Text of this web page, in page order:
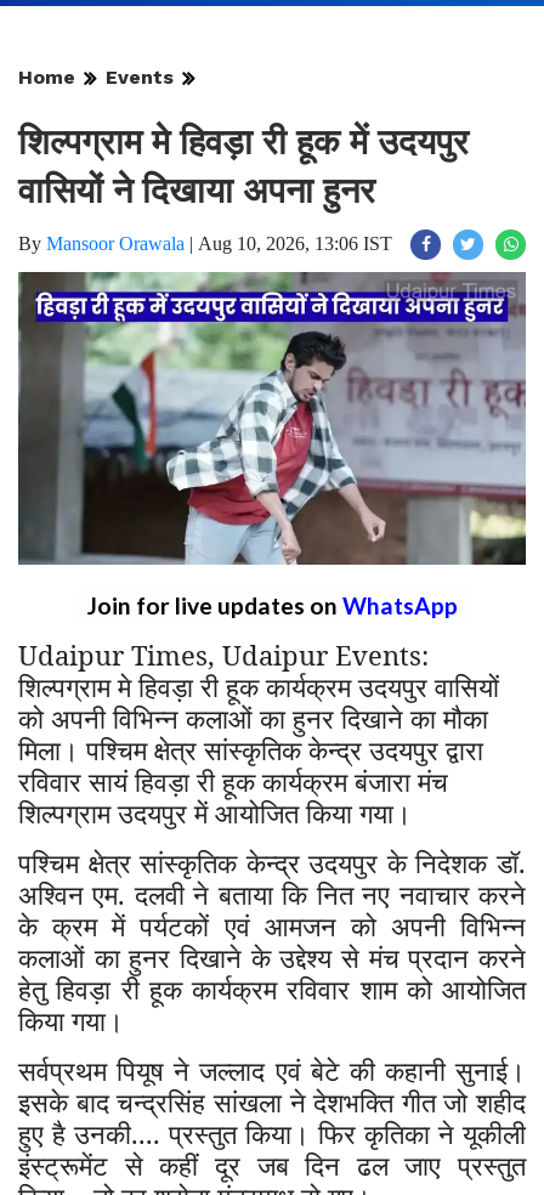
Home Events
शिल्पग्राम मे हिवड़ा री हूक में उदयपुर
वासियों ने दिखाया अपना हुनर
By Mansoor Orawala | Aug 10, 2026, 13:06 IST
Join for live updates on WhatsApp
Udaipur Times, Udaipur Events:
शिल्पग्राम मे हिवड़ा री हूक कार्यक्रम उदयपुर वासियों
को अपनी विभिन्न कलाओं का हुनर दिखाने का मौका
मिला। पश्चिम क्षेत्र सांस्कृतिक केन्द्र उदयपुर द्वारा
रविवार सायं हिवड़ा री हूक कार्यक्रम बंजारा मंच
शिल्पग्राम उदयपुर में आयोजित किया गया।
पश्चिम क्षेत्र सांस्कृतिक केन्द्र उदयपुर के निदेशक डॉ.
अश्विन एम. दलवी ने बताया कि नित नए नवाचार करने
के क्रम में पर्यटकों एवं आमजन को अपनी विभिन्न
कलाओं का हुनर दिखाने के उद्देश्य से मंच प्रदान करने
हेतु हिवड़ा री हूक कार्यक्रम रविवार शाम को आयोजित
किया गया।
सर्वप्रथम पियूष ने जल्लाद एवं बेटे की कहानी सुनाई।
इसके बाद चन्द्रसिंह सांखला ने देशभक्ति गीत जो शहीद
हुए है उनकी.... प्रस्तुत किया। फिर कृतिका ने यूकीली
इंस्ट्रूमेंट से कहीं दूर जब दिन ढल जाए प्रस्तुत